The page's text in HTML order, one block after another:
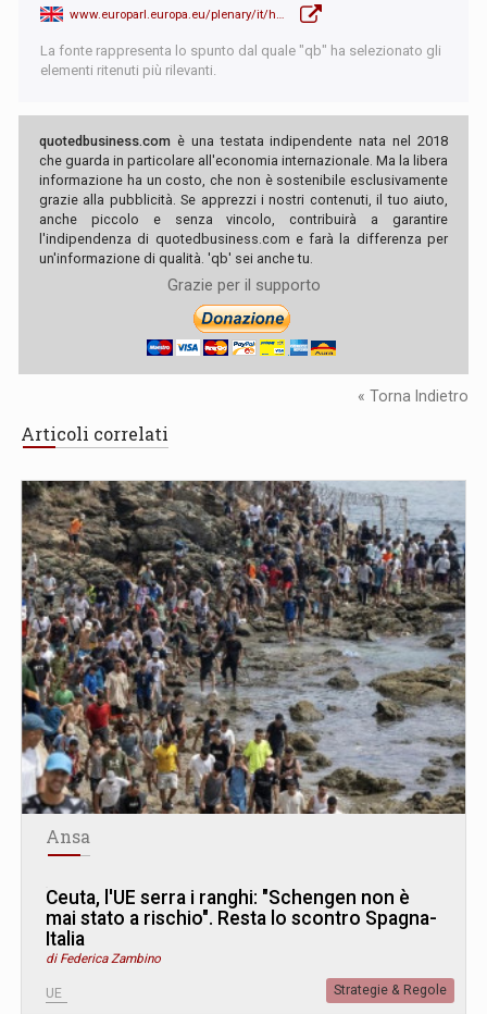
www.europarl.europa.eu/plenary/it/home.html
La fonte rappresenta lo spunto dal quale "qb" ha selezionato gli
elementi ritenuti più rilevanti.
quotedbusiness.com è una testata indipendente nata nel 2018
che guarda in particolare all'economia internazionale. Ma la libera
informazione ha un costo, che non è sostenibile esclusivamente
grazie alla pubblicità. Se apprezzi i nostri contenuti, il tuo aiuto,
anche piccolo e senza vincolo, contribuirà a garantire
l'indipendenza di quotedbusiness.com e farà la differenza per
un'informazione di qualità. 'qb' sei anche tu.
Grazie per il supporto
« Torna Indietro
Articoli correlati
Ansa
Ceuta, l'UE serra i ranghi: "Schengen non è
mai stato a rischio". Resta lo scontro Spagna-
Italia
di Federica Zambino
UE Strategie & Regole